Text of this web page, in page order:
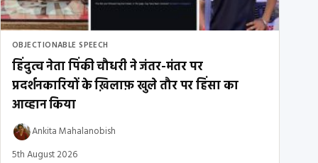
OBJECTIONABLE SPEECH
हिंदुत्व नेता पिंकी चौधरी ने जंतर-मंतर पर
प्रदर्शनकारियों के ख़िलाफ़ खुले तौर पर हिंसा का
आव्हान किया
Ankita Mahalanobish
5th August 2026